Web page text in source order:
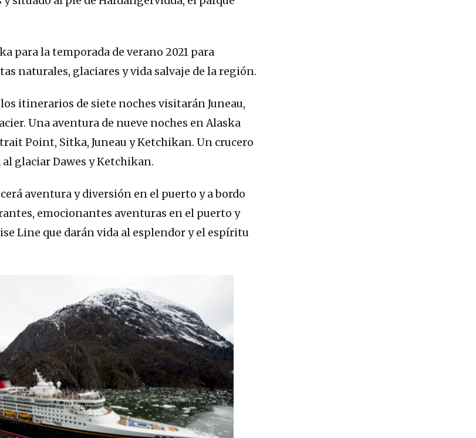
para la temporada de verano 2021 para
naturales, glaciares y vida salvaje de la región.
itinerarios de siete noches visitarán Juneau,
Una aventura de nueve noches en Alaska
Point, Sitka, Juneau y Ketchikan. Un crucero
glaciar Dawes y Ketchikan.
aventura y diversión en el puerto y a bordo
emocionantes aventuras en el puerto y
Line que darán vida al esplendor y el espíritu